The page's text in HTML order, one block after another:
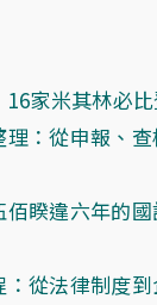
家米其林必
：從申報、
睽違六年的
從法律制度